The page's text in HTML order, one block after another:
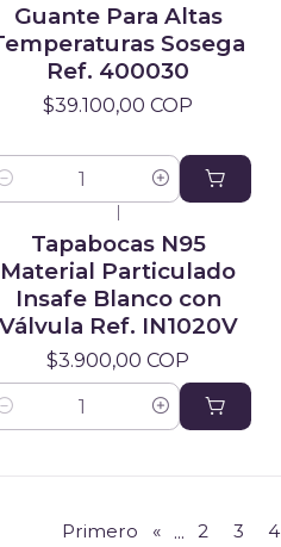
Guante Para Altas
Sosega
Ref. 400030
$39.100,00 COP
|
Tapabocas N95
Material Particulado
Insafe Blanco con
Ref. IN1020V
$3.900,00 COP
Primero « ... 2 3 4